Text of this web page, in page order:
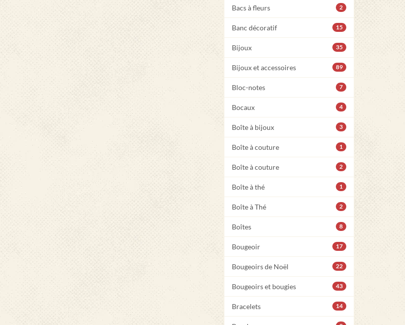
Bacs à fleurs 2
Banc décoratif 15
Bijoux 35
Bijoux et accessoires 89
Bloc-notes 7
Bocaux 4
Boîte à bijoux 3
Boîte à couture 1
Boîte à couture 2
Boîte à thé 1
Boîte à Thé 2
Boîtes 8
Bougeoir 17
Bougeoirs de Noël 22
Bougeoirs et bougies 43
Bracelets 14